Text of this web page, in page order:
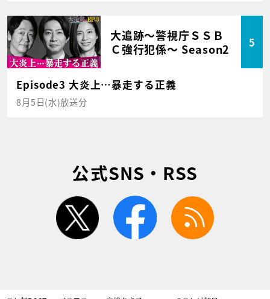
大追跡～警視庁ＳＳＢ
Ｃ強行犯係～ Season2
5
Episode3 大炎上…暴走する正義
8月5日(水)放送分
公式SNS・RSS
twitter facebook